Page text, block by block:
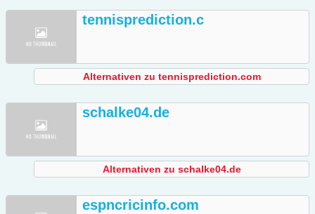
tennisprediction.c
Alternativen zu tennisprediction.com
schalke04.de
Alternativen zu schalke04.de
espncricinfo.com